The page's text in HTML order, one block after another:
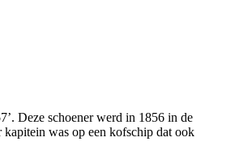
Deze schoener werd in 1856 in de
was op een kofschip dat ook